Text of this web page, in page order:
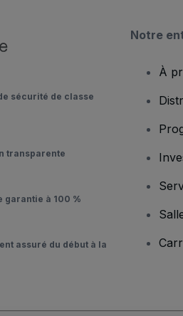
sécurité de classe
transparente
garantie à 100 %
assuré du début à la
Notre
À